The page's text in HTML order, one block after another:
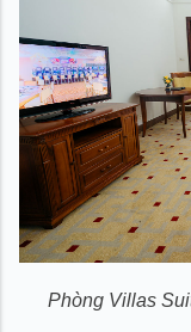
Phòng Villas